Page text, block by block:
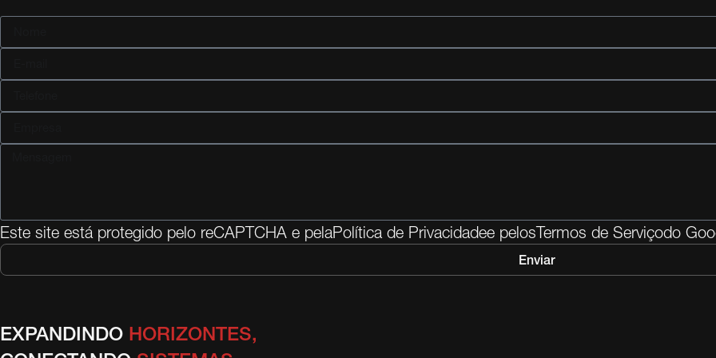
Este site está protegido pelo reCAPTCHA e pelaPolítica de Privacidadee pelosTermos de Serviçodo
Enviar
EXPANDINDO HORIZONTES,